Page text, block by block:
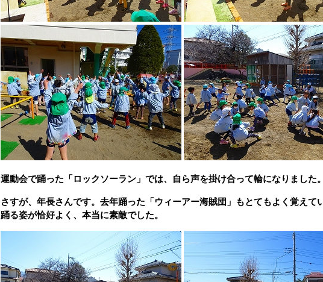
運動会で踊った「ロックソーラン」では、自ら声を掛け合って輪になりました。
さすが、年長さんです。去年踊った「ウィーアー海賊団」もとてもよく覚えて
踊る姿が恰好よく、本当に素敵でした。